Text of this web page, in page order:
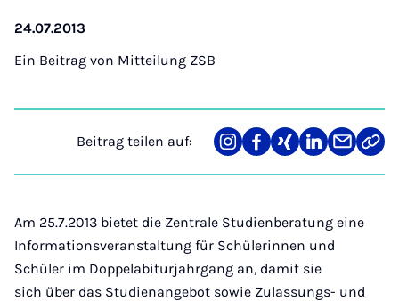
24.07.2013
Ein Beitrag von Mitteilung ZSB
Beitrag teilen auf:
Teilen
auf
Teilen
auf
Teilen
auf
Teilen
auf
Teilen
über
Mail
Link
Am 25.7.2013 bietet die Zentrale Studienberatung eine
Informationsveranstaltung für Schülerinnen und
Schüler im Doppelabiturjahrgang an, damit sie
sich über das Studienangebot sowie Zulassungs- und